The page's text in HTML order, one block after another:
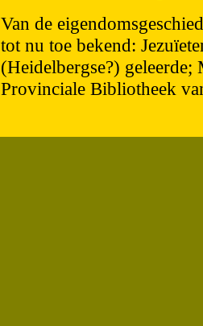
Van de
tot nu toe bekend:
(Heidelbergse?)
Provinciale Bibliotheek